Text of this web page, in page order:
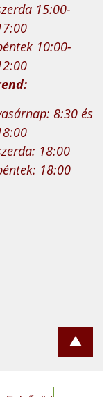
15:00-
10:00-
8:30 és
18:00
18:00